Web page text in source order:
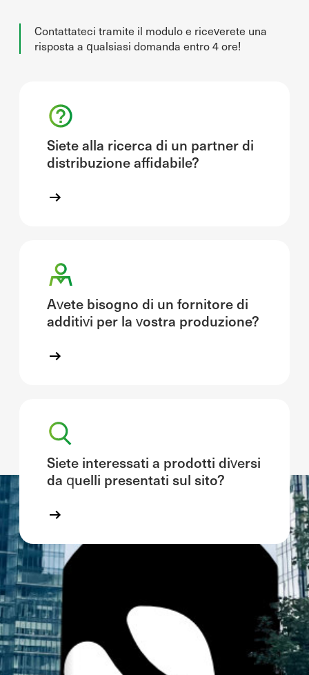
Contattateci tramite il modulo e riceverete una
risposta a qualsiasi domanda entro 4 ore!
Siete alla ricerca di un partner di
distribuzione affidabile?
Avete bisogno di un fornitore di
additivi per la vostra produzione?
Siete interessati a prodotti diversi
da quelli presentati sul sito?